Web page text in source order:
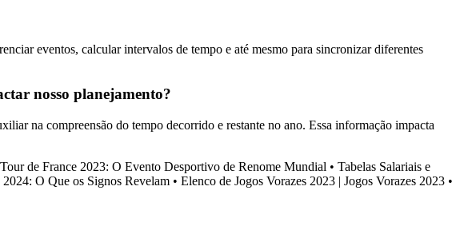
eventos, calcular intervalos de tempo e até mesmo para sincronizar diferentes
nosso planejamento?
na compreensão do tempo decorrido e restante no ano. Essa informação impacta
Tour de France 2023: O Evento Desportivo de Renome Mundial • Tabelas Salariais e
O Que os Signos Revelam • Elenco de Jogos Vorazes 2023 | Jogos Vorazes 2023 •